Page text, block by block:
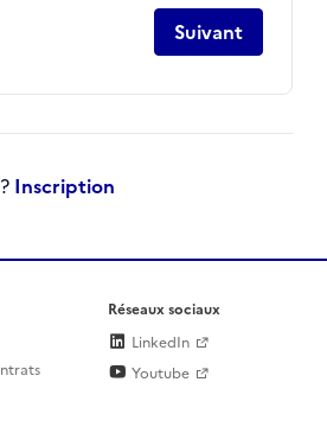
Suivant
Inscription
Réseaux sociaux
LinkedIn
Youtube